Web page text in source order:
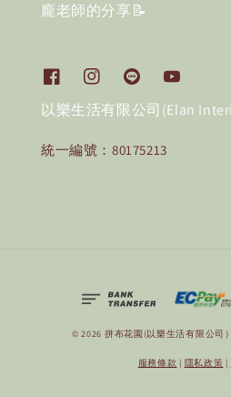
龐老師的分享📝
以樂生活有限公司(Elan
統一編號：80175213
© 2026 拼布花園(以樂生活有限公司
服務條款 | 隱私政策 |